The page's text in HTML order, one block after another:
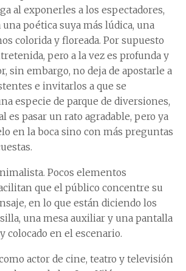
al exponerles a los espectadores,
poética suya más lúdica, una
colorida y floreada. Por supuesto
pero a la vez es profunda y
sin embargo, no deja de apostarle a
e invitarlos a que se
especie de parque de diversiones,
es pasar un rato agradable, pero ya
en la boca sino con más preguntas
Pocos elementos
que el público concentre su
en lo que están diciendo los
una mesa auxiliar y una pantalla
colocado en el escenario.
actor de cine, teatro y televisión